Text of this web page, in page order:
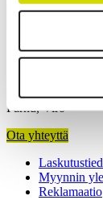
Kiinnostuitko?
Mikkeli, Suomi
Pärnu, Viro
Ota yhteyttä
Myynnin
Reklamaatio